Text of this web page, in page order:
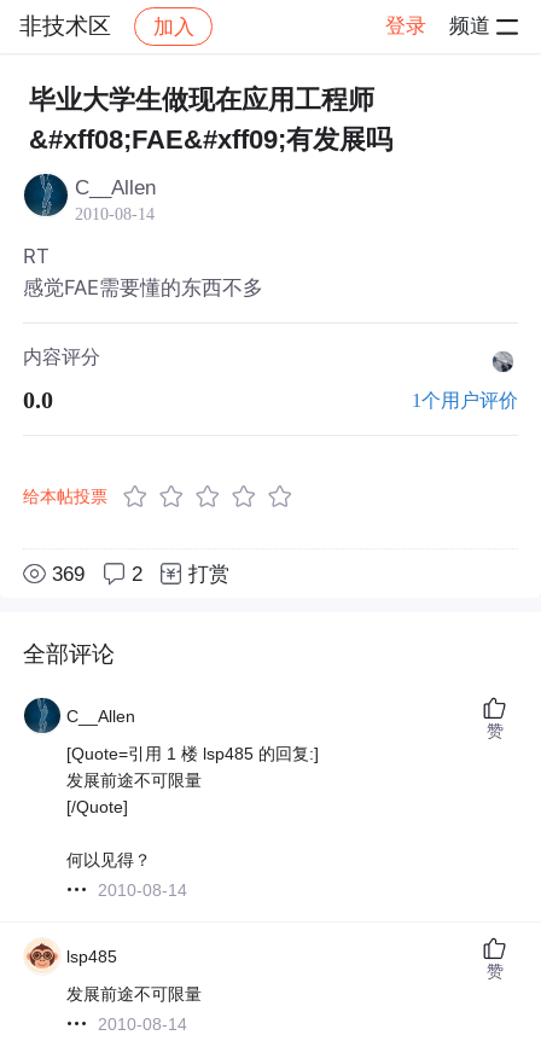
非技术区 加入 登录 频道
社区 非技术区 帖子详情
毕业大学生做现在应用工程师
&#xff08;FAE&#xff09;有发展吗
C__Allen
2010-08-14
RT
感觉FAE需要懂的东西不多
内容评分
0.0 1个用户评价
给本帖投票
369 2 打赏
全部评论
C__Allen
[Quote=引用 1 楼 lsp485 的回复:]
发展前途不可限量
[/Quote]
何以见得？
2010-08-14
赞
lsp485
发展前途不可限量
2010-08-14
赞